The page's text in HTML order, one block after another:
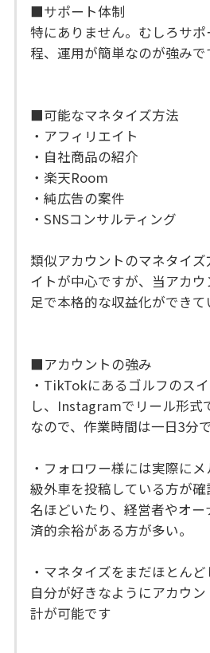
■サポート体制
特にありません。むしろサ
程、運用が簡単なのが強みで
■可能なマネタイズ方法
・アフィリエイト
・自社商品の紹介
・楽天Room
・純広告の案件
・SNSコンサルティング
類似アカウントのマネタイ
イトが中心ですが、当アカ
足で本格的な収益化ができて
■アカウントの強み
・TikTokにあるゴルフのス
し、Instagramでリール形式
なので、作業時間は一日3分
・フォロワー様には実際に
級外車を投稿している方が
名ほどいたり、経営者やオ
済的余裕がある方が多い。
・マネタイズをまだほとんど
自分が好きなようにアカウ
計が可能です